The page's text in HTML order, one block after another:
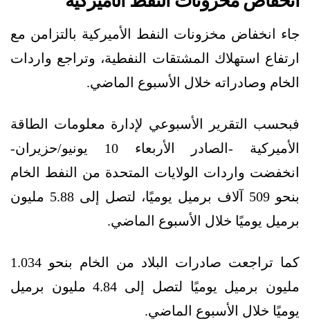
جاء انخفاض مخزونات النفط الأميركية بالتزامن مع
ارتفاع استهلاك المشتقات النفطية، وتراجع واردات
الخام وصادراته خلال الأسبوع الماضي.
فبحسب التقرير الأسبوعي لإدارة معلومات الطاقة
الأميركية -الصادر الأربعاء 10 يونيو/حزيران-
انخفضت واردات الولايات المتحدة من النفط الخام
بنحو 509 آلاف برميل يوميًا، لتصل إلى 5.88 مليون
برميل يوميًا خلال الأسبوع الماضي.
كما تراجعت صادرات البلاد من الخام بنحو 1.034
مليون برميل يوميًا لتصل إلى 4.84 مليون برميل
يوميًا خلال الأسبوع الماضي.